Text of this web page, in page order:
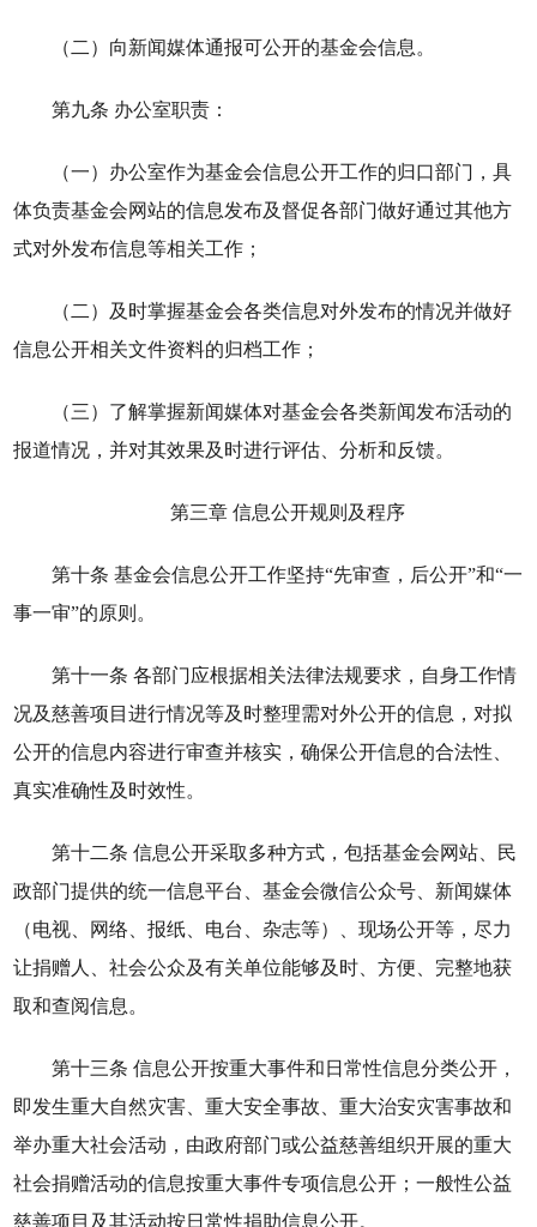
（二）向新闻媒体通报可公开的基金会信息。
第九条 办公室职责：
（一）办公室作为基金会信息公开工作的归口部门，具
体负责基金会网站的信息发布及督促各部门做好通过其他方
式对外发布信息等相关工作；
（二）及时掌握基金会各类信息对外发布的情况并做好
信息公开相关文件资料的归档工作；
（三）了解掌握新闻媒体对基金会各类新闻发布活动的
报道情况，并对其效果及时进行评估、分析和反馈。
第三章 信息公开规则及程序
第十条 基金会信息公开工作坚持“先审查，后公开”和“一
事一审”的原则。
第十一条 各部门应根据相关法律法规要求，自身工作情
况及慈善项目进行情况等及时整理需对外公开的信息，对拟
公开的信息内容进行审查并核实，确保公开信息的合法性、
真实准确性及时效性。
第十二条 信息公开采取多种方式，包括基金会网站、民
政部门提供的统一信息平台、基金会微信公众号、新闻媒体
（电视、网络、报纸、电台、杂志等）、现场公开等，尽力
让捐赠人、社会公众及有关单位能够及时、方便、完整地获
取和查阅信息。
第十三条 信息公开按重大事件和日常性信息分类公开，
即发生重大自然灾害、重大安全事故、重大治安灾害事故和
举办重大社会活动，由政府部门或公益慈善组织开展的重大
社会捐赠活动的信息按重大事件专项信息公开；一般性公益
慈善项目及其活动按日常性捐助信息公开。